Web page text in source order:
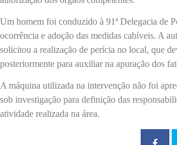
Um homem foi conduzido à 91ª Delegacia de
ocorrência e adoção das medidas cabíveis. A
solicitou a realização de perícia no local, que
posteriormente para auxiliar na apuração dos
A máquina utilizada na intervenção não foi
sob investigação para definição das
atividade realizada na área.